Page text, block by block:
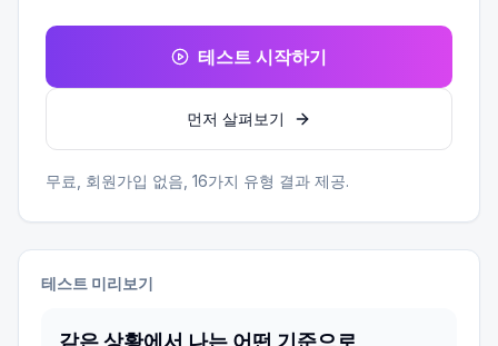
테스트 시작하기
먼저 살펴보기
무료, 회원가입 없음, 16가지 유형 결과 제공.
테스트 미리보기
같은 상황에서 나는 어떤 기준으로